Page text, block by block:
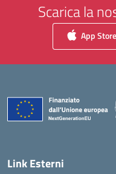
Scarica la
App Store
Link Esterni